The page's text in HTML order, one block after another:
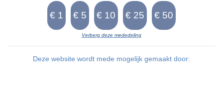
Verberg deze mededeling
Deze website wordt mede mogelijk gemaakt door: